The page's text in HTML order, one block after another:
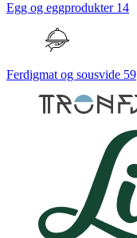
Egg og eggprodukter 14
Ferdigmat og sousvide 59